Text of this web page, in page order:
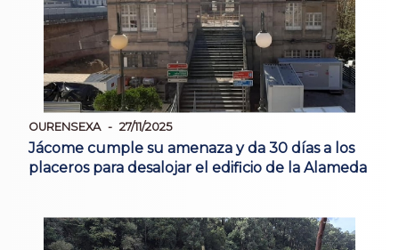
OURENSEXA 27/11/2025
Jácome cumple su amenaza y da 30 días a los
placeros para desalojar el edificio de la Alameda